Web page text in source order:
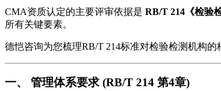
CMA资质认定的主要评审依据是 RB/T 214《检验
所有关键要素。
德恺咨询为您梳理RB/T 214标准对检验检测机构的
一、 管理体系要求 (RB/T 214 第4章)